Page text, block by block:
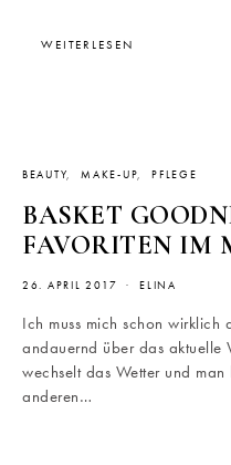
WEITERLESEN
BEAUTY MAKE-UP PFLEGE
BASKET
FAVORITEN IM
26. APRIL 2017 ELINA
Ich muss mich schon wirklich
andauernd über das aktuelle
wechselt das Wetter und
anderen…